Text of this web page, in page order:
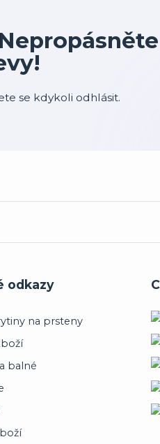
se kdykoli odhlásit.
odkazy
na prsteny
balné